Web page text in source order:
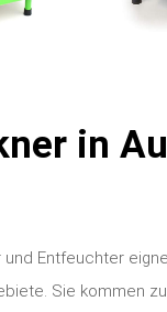
in
und Entfeuchter
Sie kommen